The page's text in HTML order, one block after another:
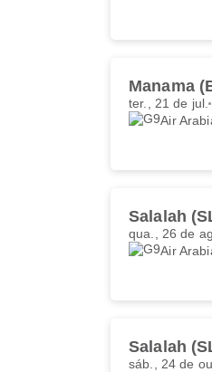
Manama
ter., 21 de jul.
Air
Salalah
qua., 26 de
Air
Salalah
sáb., 24 de